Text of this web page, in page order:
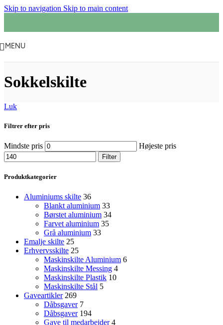
Skip to navigation Skip to main content
MENU
Sokkelskilte
Luk
Filtrer efter pris
Mindste pris Højeste pris
Filter
Produktkategorier
Aluminiums skilte 36
Blankt aluminium 33
Børstet aluminium 34
Farvet aluminium 35
Grå aluminium 33
Emalje skilte 25
Erhvervsskilte 25
Maskinskilte Aluminium 6
Maskinskilte Messing 4
Maskinskilte Plastik 10
Maskinskilte Stål 5
Gaveartikler 269
Dåbsgaver 7
Dåbsgaver 194
Gave til medarbejder 4